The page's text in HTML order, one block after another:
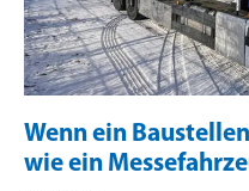
Wenn ein
wie ein